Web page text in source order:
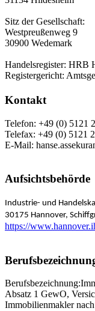
Sitz der Gesellschaft:
Westpreußenweg 9
30900 Wedemark
Handelsregister: HRB
Registergericht:
Kontakt
Telefon: +49 (0) 5121
Telefax: +49 (0) 5121
E-Mail:
Aufsichtsbehörde
Industrie- und
30175 Hannover,
https://
Absatz 1 GewO,
Immobilienmakler